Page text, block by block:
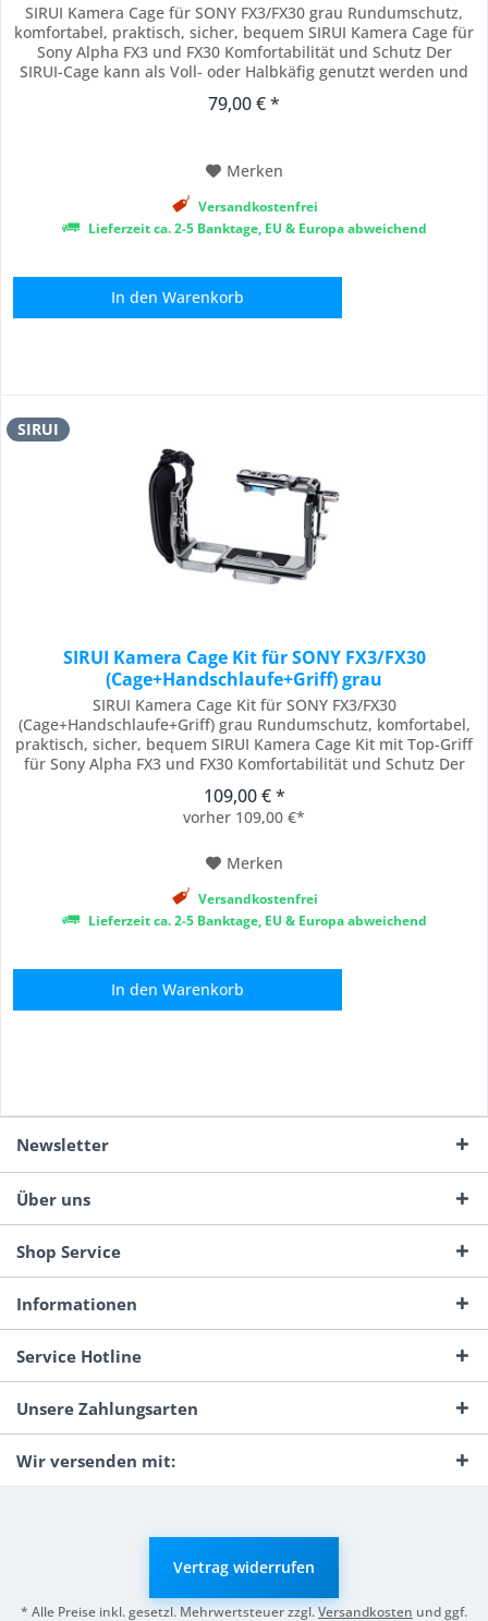
SIRUI Kamera Cage für SONY FX3/FX30 grau Rundumschutz,
komfortabel, praktisch, sicher, bequem SIRUI Kamera Cage für
Sony Alpha FX3 und FX30 Komfortabilität und Schutz Der
SIRUI-Cage kann als Voll- oder Halbkäfig genutzt werden und
verfügt über viele Montagemöglichkeiten (1/4" Innengewinde,
79,00 € *
Merken
Versandkostenfrei
Lieferzeit ca. 2-5 Banktage, EU & Europa abweichend
In den Warenkorb
SIRUI
SIRUI Kamera Cage Kit für SONY FX3/FX30
(Cage+Handschlaufe+Griff) grau
SIRUI Kamera Cage Kit für SONY FX3/FX30
(Cage+Handschlaufe+Griff) grau Rundumschutz, komfortabel,
praktisch, sicher, bequem SIRUI Kamera Cage Kit mit Top-Griff
für Sony Alpha FX3 und FX30 Komfortabilität und Schutz Der
wurde speziell für die Sony Alpha FX3 oder FX30 entwickelt. Er
verfügt über viele...
109,00 € *
vorher 109,00 €*
Merken
Versandkostenfrei
Lieferzeit ca. 2-5 Banktage, EU & Europa abweichend
In den Warenkorb
Newsletter
Über uns
Shop Service
Informationen
Service Hotline
Unsere Zahlungsarten
Wir versenden mit:
Vertrag widerrufen
* Alle Preise inkl. gesetzl. Mehrwertsteuer zzgl.Versandkosten und ggf.